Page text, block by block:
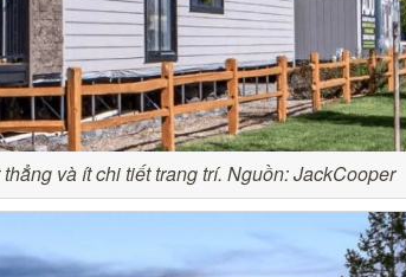
và ít chi tiết trang trí. Nguồn: JackCooper